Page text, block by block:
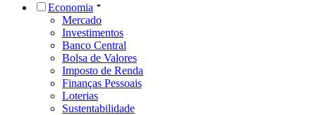
Economia
Mercado
Investimentos
Banco Central
Bolsa de Valores
Imposto de Renda
Finanças Pessoais
Loterias
Sustentabilidade